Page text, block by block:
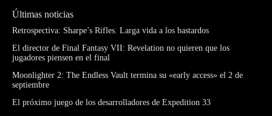
Últimas noticias
Retrospectiva: Sharpe’s Rifles. Larga vida a los bastardos
El director de Final Fantasy VII: Revelation no quieren que los
jugadores piensen en el final
Moonlighter 2: The Endless Vault termina su «early access» el 2 de
septiembre
El próximo juego de los desarrolladores de Expedition 33